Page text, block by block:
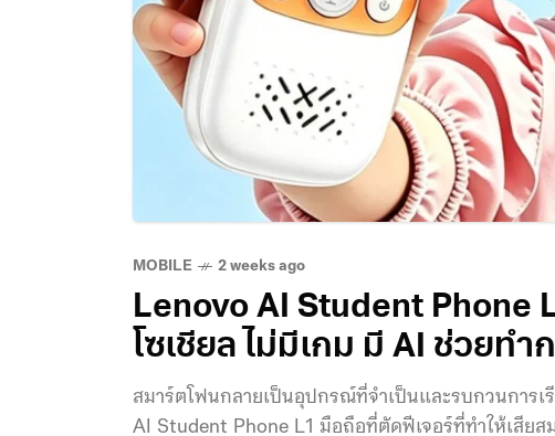
MOBILE 2 weeks ago
Lenovo AI Student Phone
โซเชียล ไม่มีเกม มี AI ช่วยทำ
สมาร์ตโฟนกลายเป็นอุปกรณ์ที่จำเป็นและรบกวนการ
AI Student Phone L1 มือถือที่ตัดฟีเจอร์ที่ทำให้เสีย